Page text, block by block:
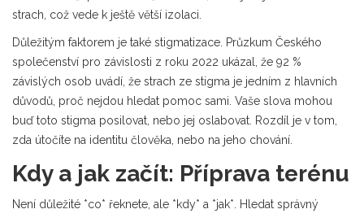
strach, což vede k ještě větší izolaci.
Důležitým faktorem je také stigmatizace. Průzkum Českého
společenství pro závislosti z roku 2022 ukázal, že 92 %
závislých osob uvádí, že strach ze stigma je jedním z hlavních
důvodů, proč nejdou hledat pomoc sami. Vaše slova mohou
buď toto stigma posilovat, nebo jej oslabovat. Rozdíl je v tom,
zda útočíte na identitu člověka, nebo na jeho chování.
Kdy a jak začít: Příprava terénu
Není důležité *co* řeknete, ale *kdy* a *jak*. Hledat správný